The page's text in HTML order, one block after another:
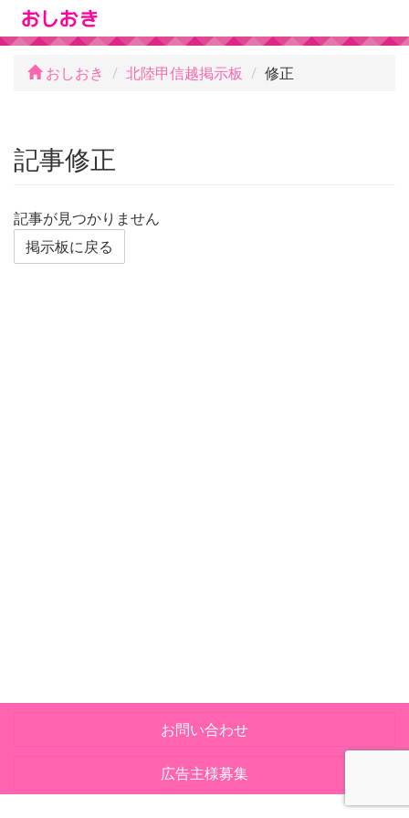
おしおき 北陸甲信越掲示板 修正
記事修正
記事が見つかりません
掲示板に戻る
お問い合わせ
広告主様募集